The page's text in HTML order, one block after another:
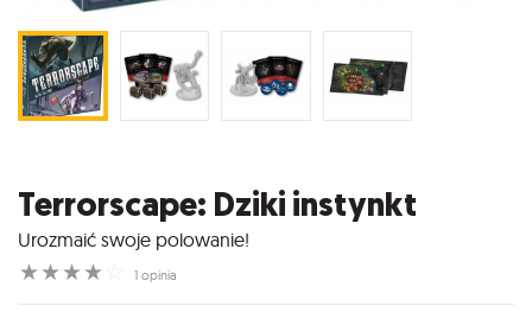
Terrorscape: Dziki instynkt
Urozmaić swoje polowanie!
☆
☆
☆
☆ 1 opinia